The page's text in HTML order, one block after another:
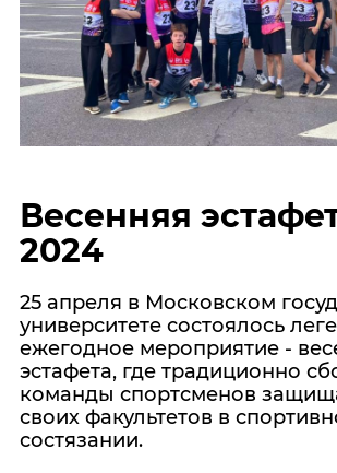
Весенняя
2024
25 апреля в Московском
университете состоялось
ежегодное мероприятие -
эстафета, где традиционно
команды спортсменов
своих факультетов в
состязании.